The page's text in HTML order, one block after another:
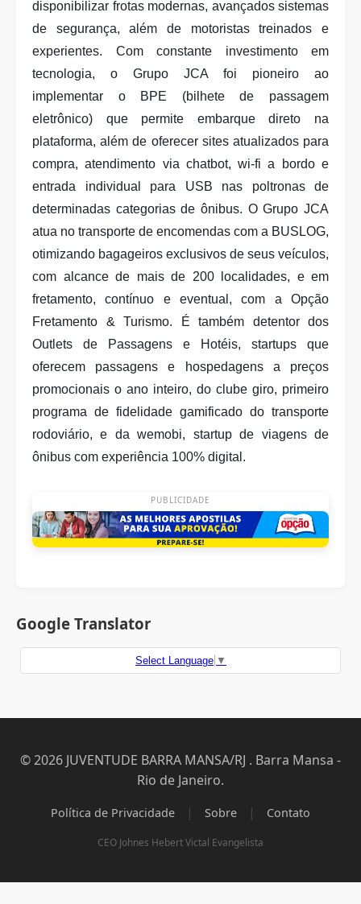
disponibilizar frotas modernas, avançados sistemas
de segurança, além de motoristas treinados e
experientes. Com constante investimento em
tecnologia, o Grupo JCA foi pioneiro ao
implementar o BPE (bilhete de passagem
eletrônico) que permite embarque direto na
plataforma, além de oferecer sites atualizados para
compra, atendimento via chatbot, wi-fi a bordo e
entrada individual para USB nas poltronas de
determinadas categorias de ônibus. O Grupo JCA
atua no transporte de encomendas com a BUSLOG,
otimizando bagageiros exclusivos de seus veículos,
com alcance de mais de 200 localidades, e em
fretamento, contínuo e eventual, com a Opção
Fretamento & Turismo. É também detentor dos
Outlets de Passagens e Hotéis, startups que
oferecem passagens e hospedagens a preços
promocionais o ano inteiro, do clube giro, primeiro
programa de fidelidade gamificado do transporte
rodoviário, e da wemobi, startup de viagens de
ônibus com experiência 100% digital.
PUBLICIDADE
Google Translator
Select Language ▼
© 2026 JUVENTUDE BARRA MANSA/RJ . Barra Mansa -
Rio de Janeiro.
Política de Privacidade | Sobre | Contato
CEO Johnes Hebert Victal Evangelista